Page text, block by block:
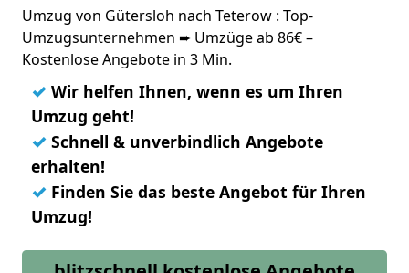
Umzug von Gütersloh nach Teterow : Top-
Umzugsunternehmen ➨ Umzüge ab 86€ –
Kostenlose Angebote in 3 Min.
✓ Wir helfen Ihnen, wenn es um Ihren
Umzug geht!
✓ Schnell & unverbindlich Angebote
erhalten!
✓ Finden Sie das beste Angebot für Ihren
Umzug!